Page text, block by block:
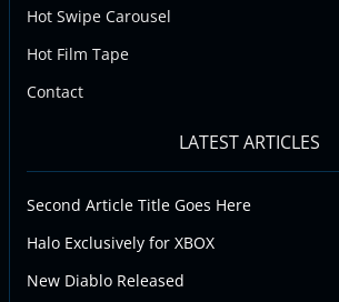
Hot Swipe Carousel
Hot Film Tape
Contact
LATEST ARTICLES
Second Article Title Goes Here
Halo Exclusively for XBOX
New Diablo Released